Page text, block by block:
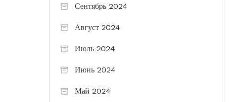
Сентябрь 2024
Август 2024
Июль 2024
Июнь 2024
Май 2024